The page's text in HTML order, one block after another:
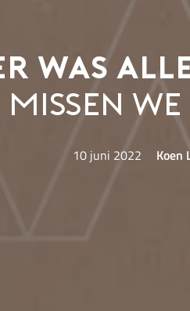
was
10 juni 2022 Koen